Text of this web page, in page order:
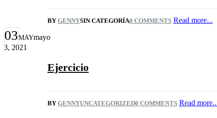
BY GENNYSIN CATEGORÍA0 COMMENTS Read more...
03MAYmayo
3, 2021
Ejercicio
BY GENNYUNCATEGORIZED0 COMMENTS Read